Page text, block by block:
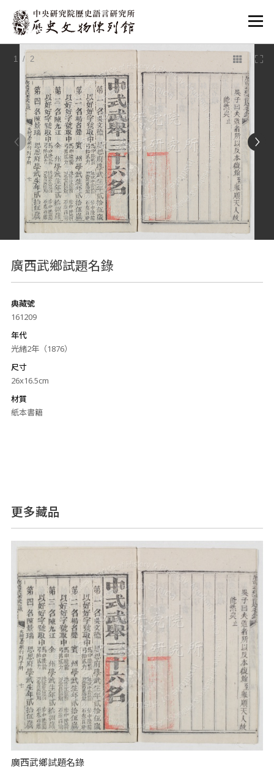
:::
1 / 2
廣西武鄉試題名錄
典藏號
161209
年代
光緒2年（1876）
尺寸
26x16.5cm
材質
紙本書籍
更多藏品
廣西武鄉試題名錄